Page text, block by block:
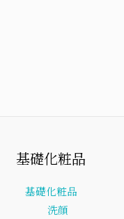
基礎化粧品
基礎化粧品
洗顔